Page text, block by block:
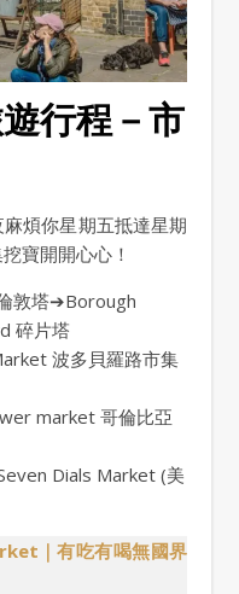
行程－市
煩你星期五抵達星期
寶開開心心！
敦塔➔Borough
碎片塔
波多貝羅路市集
market 哥倫比亞
Dials Market (美
｜有吃有喝無國界